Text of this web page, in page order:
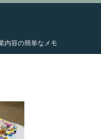
内容の簡単なメモ